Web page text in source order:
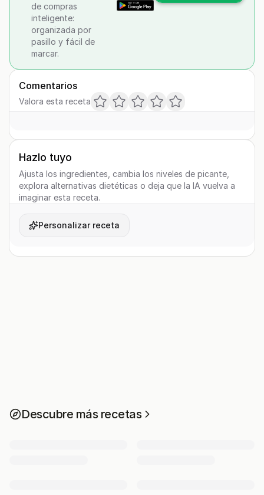
de compras
inteligente:
organizada por
pasillo y fácil de
marcar.
Comentarios
Valora esta receta
Hazlo tuyo
Ajusta los ingredientes, cambia los niveles de picante,
explora alternativas dietéticas o deja que la IA vuelva a
imaginar esta receta.
Personalizar receta
Descubre más recetas